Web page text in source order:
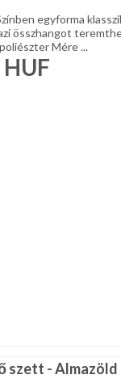
egyforma
összhangot
Mére ...
HUF
szett -